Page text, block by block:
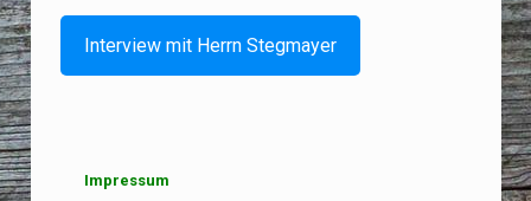
Interview mit Herrn Stegmayer
Impressum